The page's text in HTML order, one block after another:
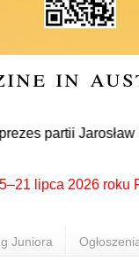
in
partii Jarosław
lipca 2026 roku
Juniora